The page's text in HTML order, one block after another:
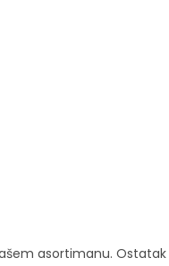
asortimanu. Ostatak